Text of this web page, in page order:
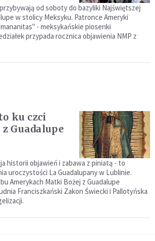
od soboty do bazyliki Najświętszej
w stolicy Meksyku. Patronce Ameryki
- meksykańskie piosenki
przypada rocznica objawienia NMP z
ku czci
Guadalupe
historii objawień i zabawa z piniatą - to
uroczystości La Guadalupany w Lublinie.
Amerykach Matki Bożej z Guadalupe
Franciszkański Zakon Świecki i Pallotyńska